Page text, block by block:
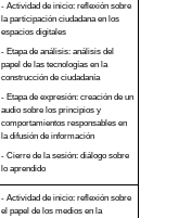
- Actividad de inicio: reflexión sobre
la participación ciudadana en los
espacios digitales
- Etapa de análisis: análisis del
papel de las tecnologías en la
construcción de ciudadanía
- Etapa de expresión: creación de un
audio sobre los principios y
comportamientos responsables en
la difusión de información
- Cierre de la sesión: diálogo sobre
lo aprendido
- Actividad de inicio: reflexión sobre
el papel de los medios en la